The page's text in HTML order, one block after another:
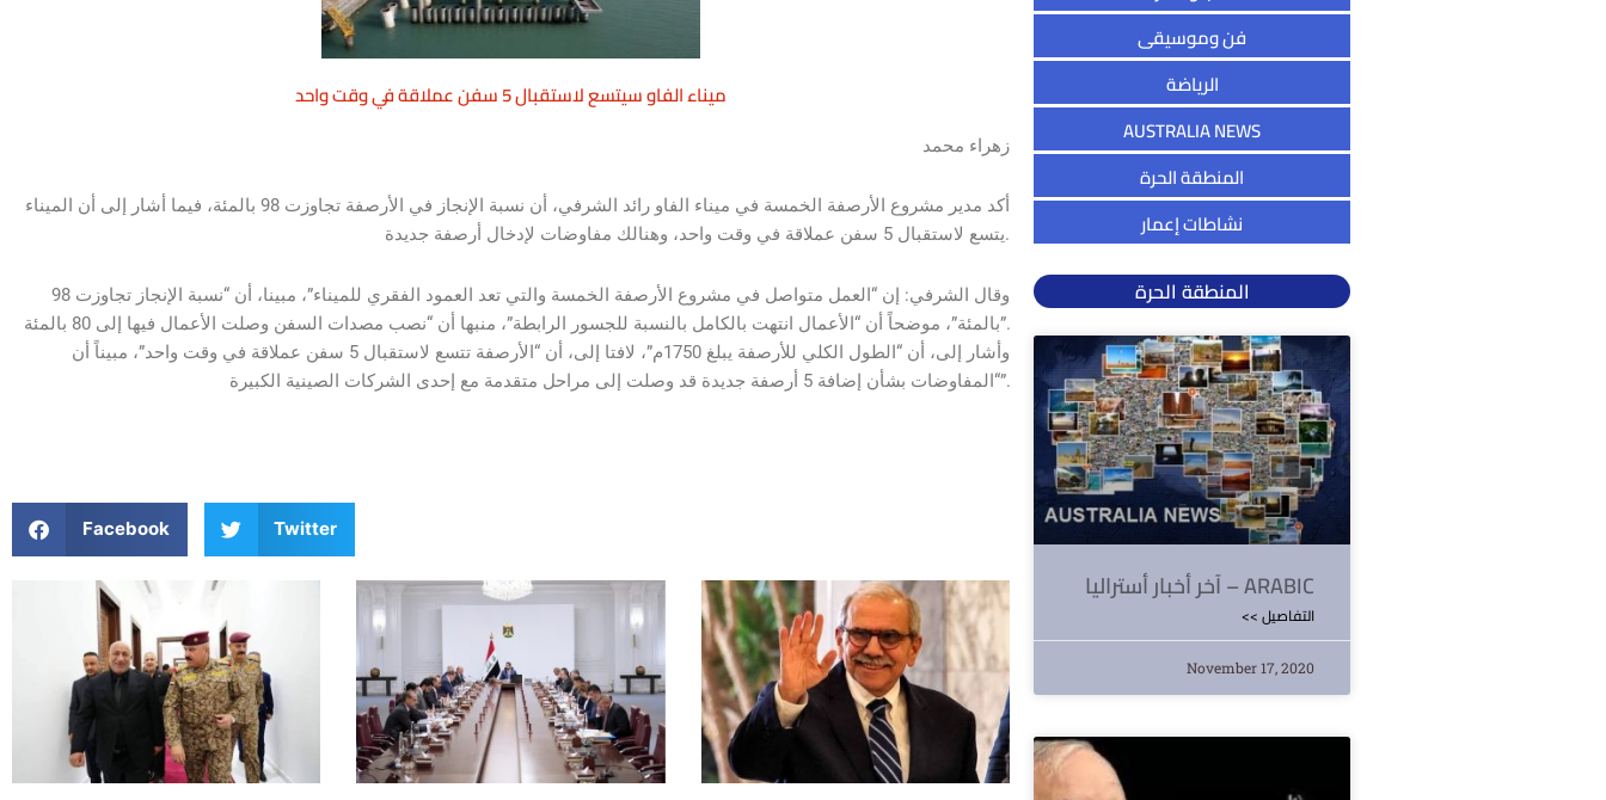
ميناء الفاو سيتسع لاستقبال 5 سفن عملاقة في وقت واحد
زهراء محمد
أكد مدير مشروع الأرصفة الخمسة في ميناء الفاو رائد الشرفي، أن نسبة الإنجاز في الأرصفة تجاوزت 98 بالمئة، فيما أشار إلى أن الميناء
يتسع لاستقبال 5 سفن عملاقة في وقت واحد، وهنالك مفاوضات لإدخال أرصفة جديدة.
وقال الشرفي: إن “العمل متواصل في مشروع الأرصفة الخمسة والتي تعد العمود الفقري للميناء”، مبينا، أن “نسبة الإنجاز تجاوزت 98
بالمئة”، موضحاً أن “الأعمال انتهت بالكامل بالنسبة للجسور الرابطة”، منبها أن “نصب مصدات السفن وصلت الأعمال فيها إلى 80 بالمئة”.
وأشار إلى، أن “الطول الكلي للأرصفة يبلغ 1750م”، لافتا إلى، أن “الأرصفة تتسع لاستقبال 5 سفن عملاقة في وقت واحد”، مبيناً أن
“المفاوضات بشأن إضافة 5 أرصفة جديدة قد وصلت إلى مراحل متقدمة مع إحدى الشركات الصينية الكبيرة”.
Facebook Twitter
فن وموسيقى
الرياضة
AUSTRALIA NEWS
المنطقة الحرة
نشاطات إعمار
المنطقة الحرة
آخر أخبار أستراليا – ARABIC
<< التفاصيل
November 17, 2020